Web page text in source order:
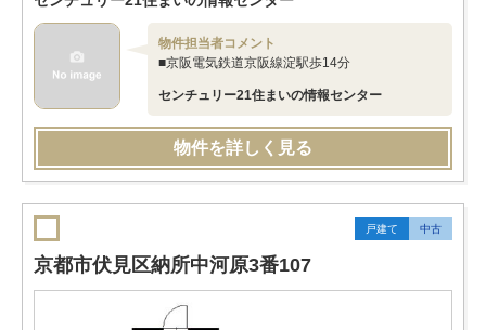
物件担当者コメント
■京阪電気鉄道京阪線淀駅歩14分
センチュリー21住まいの情報センター
物件を詳しく見る
戸建て 中古
京都市伏見区納所中河原3番107